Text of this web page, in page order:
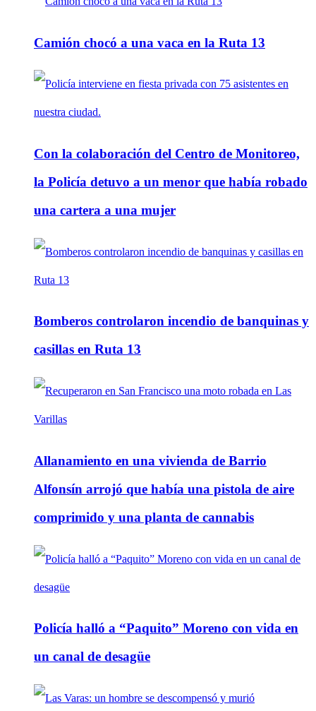
Camión chocó a una vaca en la Ruta 13
Con la colaboración del Centro de Monitoreo,
la Policía detuvo a un menor que había robado
una cartera a una mujer
Bomberos controlaron incendio de banquinas y
casillas en Ruta 13
Allanamiento en una vivienda de Barrio
Alfonsín arrojó que había una pistola de aire
comprimido y una planta de cannabis
Policía halló a “Paquito” Moreno con vida en
un canal de desagüe